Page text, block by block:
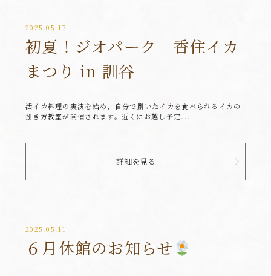
2025.05.17
初夏！ジオパーク 香住イカ
まつり in 訓谷
活イカ料理の実演を始め、自分で捌いたイカを食べられるイカの
捌き方教室が開催されます。近くにお越し予定...
詳細を見る
2025.05.11
６月休館のお知らせ